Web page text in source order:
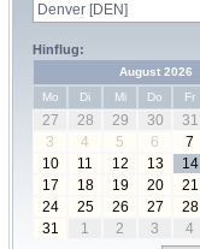
Hinflug:
August 2026
Mo
Di Mi Do Fr
27 28 29 30 31
3
4 5 6 7
10
11 12 13 14
17
18 19 20 21
24
25 26 27 28
31
1 2 3 4